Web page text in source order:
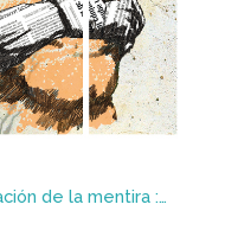
La consagración de la mentira : Entre la realidad y el silencio